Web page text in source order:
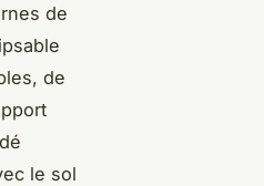
de
de
le sol